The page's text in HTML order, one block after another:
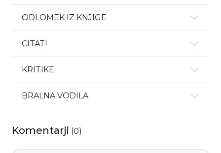
ODLOMEK IZ KNJIGE
CITATI
KRITIKE
BRALNA VODILA
Komentarji (0)